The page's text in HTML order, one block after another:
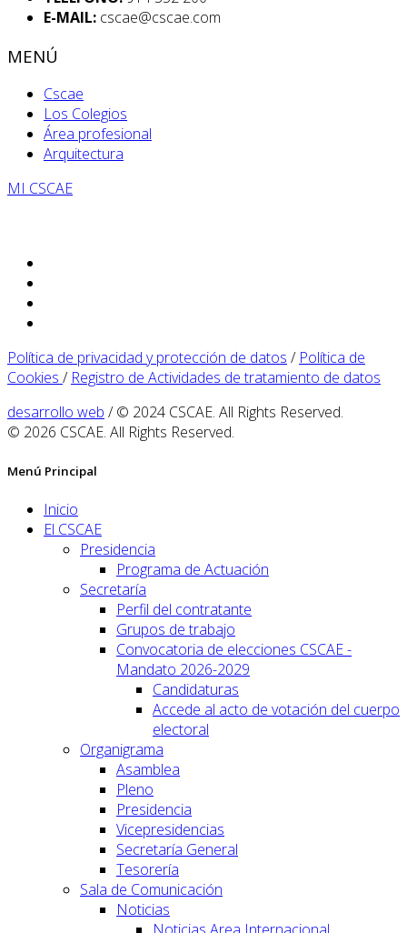
E-MAIL: cscae@cscae.com
MENÚ
Cscae
Los Colegios
Área profesional
Arquitectura
MI CSCAE
Política de privacidad y protección de datos / Política de
Cookies / Registro de Actividades de tratamiento de datos
desarrollo web / © 2024 CSCAE. All Rights Reserved.
© 2026 CSCAE. All Rights Reserved.
Menú Principal
Inicio
El CSCAE
Presidencia
Programa de Actuación
Secretaría
Perfil del contratante
Grupos de trabajo
Convocatoria de elecciones CSCAE -
Mandato 2026-2029
Candidaturas
Accede al acto de votación del cuerpo
electoral
Organigrama
Asamblea
Pleno
Presidencia
Vicepresidencias
Secretaría General
Tesorería
Sala de Comunicación
Noticias